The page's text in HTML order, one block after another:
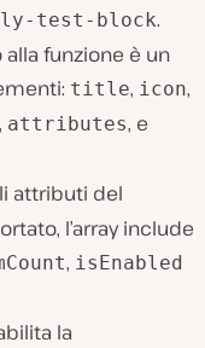
test-block.
funzione è un
title, icon,
, attributes, e
attributi del
l’array include
, isEnabled
la